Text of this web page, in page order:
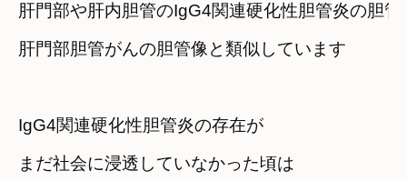
肝門部や肝内胆管のIgG4関連硬化性胆管炎の胆管
肝門部胆管がんの胆管像と類似しています
IgG4関連硬化性胆管炎の存在が
まだ社会に浸透していなかった頃は